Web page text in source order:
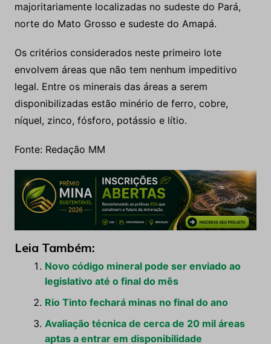
majoritariamente localizadas no sudeste do Pará,
norte do Mato Grosso e sudeste do Amapá.
Os critérios considerados neste primeiro lote
envolvem áreas que não tem nenhum impeditivo
legal. Entre os minerais das áreas a serem
disponibilizadas estão minério de ferro, cobre,
níquel, zinco, fósforo, potássio e lítio.
Fonte: Redação MM
Leia Também:
Novo código mineral pode ser enviado ao
legislativo até o final do mês
Rio Tinto fechará minas no final do ano
Avaliação técnica de cerca de 20 mil áreas
aptas a entrar em disponibilidade